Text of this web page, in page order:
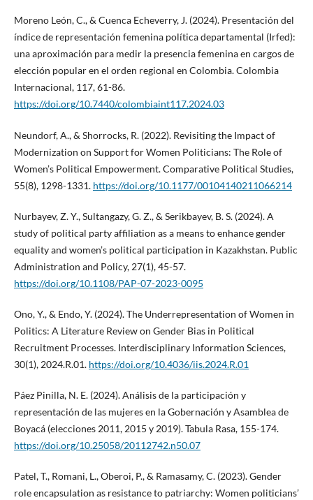
Moreno León, C., & Cuenca Echeverry, J. (2024). Presentación del
índice de representación femenina política departamental (Irfed):
una aproximación para medir la presencia femenina en cargos de
elección popular en el orden regional en Colombia. Colombia
Internacional, 117, 61-86.
https://doi.org/10.7440/colombiaint117.2024.03
Neundorf, A., & Shorrocks, R. (2022). Revisiting the Impact of
Modernization on Support for Women Politicians: The Role of
Women’s Political Empowerment. Comparative Political Studies,
55(8), 1298-1331. https://doi.org/10.1177/00104140211066214
Nurbayev, Z. Y., Sultangazy, G. Z., & Serikbayev, B. S. (2024). A
study of political party affiliation as a means to enhance gender
equality and women’s political participation in Kazakhstan. Public
Administration and Policy, 27(1), 45-57.
https://doi.org/10.1108/PAP-07-2023-0095
Ono, Y., & Endo, Y. (2024). The Underrepresentation of Women in
Politics: A Literature Review on Gender Bias in Political
Recruitment Processes. Interdisciplinary Information Sciences,
30(1), 2024.R.01. https://doi.org/10.4036/iis.2024.R.01
Páez Pinilla, N. E. (2024). Análisis de la participación y
representación de las mujeres en la Gobernación y Asamblea de
Boyacá (elecciones 2011, 2015 y 2019). Tabula Rasa, 155-174.
https://doi.org/10.25058/20112742.n50.07
Patel, T., Romani, L., Oberoi, P., & Ramasamy, C. (2023). Gender
role encapsulation as resistance to patriarchy: Women politicians’